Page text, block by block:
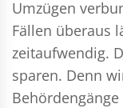
Umzügen
Fällen überaus
zeitaufwendig.
sparen. Denn